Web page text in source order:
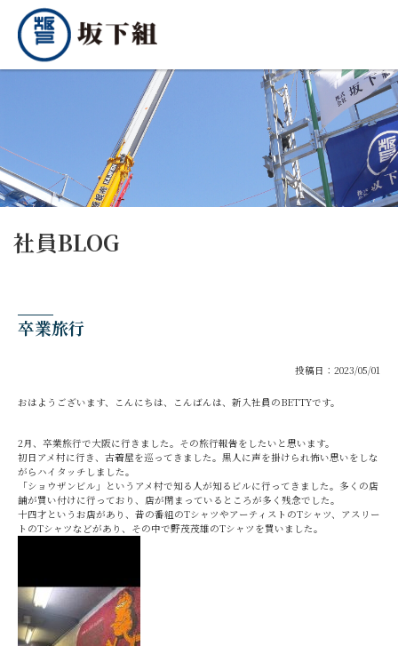
社員BLOG
卒業旅行
投稿日：2023/05/01
おはようございます、こんにちは、こんばんは、新入社員のBETTYです。
2月、卒業旅行で大阪に行きました。その旅行報告をしたいと思います。
初日アメ村に行き、古着屋を巡ってきました。黒人に声を掛けられ怖い思いをしな
がらハイタッチしました。
「ショウザンビル」というアメ村で知る人が知るビルに行ってきました。多くの店
舗が買い付けに行っており、店が閉まっているところが多く残念でした。
十四才というお店があり、昔の番組のTシャツやアーティストのTシャツ、アスリー
トのTシャツなどがあり、その中で野茂茂雄のTシャツを買いました。